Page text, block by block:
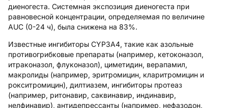
диеногеста. Системная экспозиция диеногеста при
равновесной концентрации, определяемая по величине
AUC (0-24 ч), была снижена на 83%.
Известные ингибиторы CYP3A4, такие как азольные
противогрибковые препараты (например, кетоконазол,
итраконазол, флуконазол), циметидин, верапамил,
макролиды (например, эритромицин, кларитромицин и
рокситромицин), дилтиазем, ингибиторы протеаз
(например, ритонавир, саквинавир, индинавир,
нелфинавир), антидепрессанты (например, нефазодон,